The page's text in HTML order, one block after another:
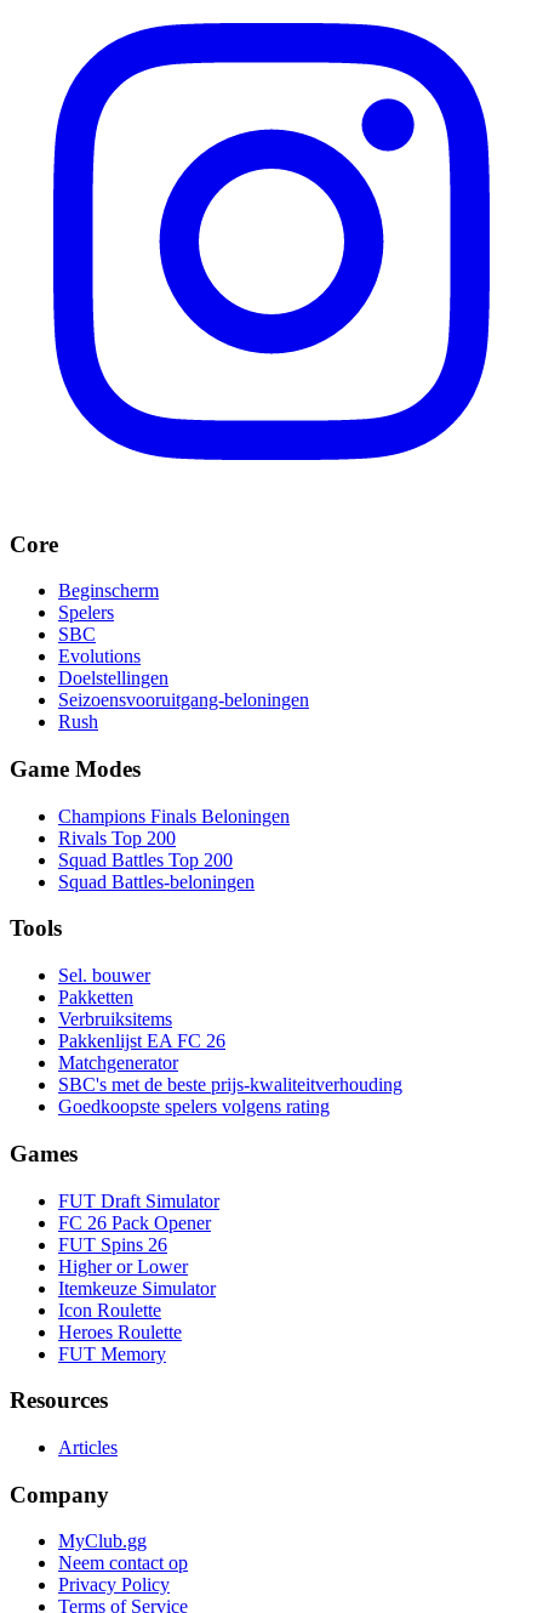
Core
Beginscherm
Spelers
SBC
Evolutions
Doelstellingen
Seizoensvooruitgang-beloningen
Rush
Game Modes
Champions Finals Beloningen
Rivals Top 200
Squad Battles Top 200
Squad Battles-beloningen
Tools
Sel. bouwer
Pakketten
Verbruiksitems
Pakkenlijst EA FC 26
Matchgenerator
SBC's met de beste prijs-kwaliteitverhouding
Goedkoopste spelers volgens rating
Games
FUT Draft Simulator
FC 26 Pack Opener
FUT Spins 26
Higher or Lower
Itemkeuze Simulator
Icon Roulette
Heroes Roulette
FUT Memory
Resources
Articles
Company
MyClub.gg
Neem contact op
Privacy Policy
Terms of Service